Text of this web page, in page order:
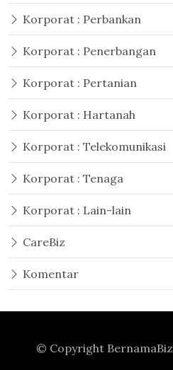
Korporat : Perbankan
Korporat : Penerbangan
Korporat : Pertanian
Korporat : Hartanah
Korporat : Telekomunikasi
Korporat : Tenaga
Korporat : Lain-lain
CareBiz
Komentar
© Copyright BernamaBiz